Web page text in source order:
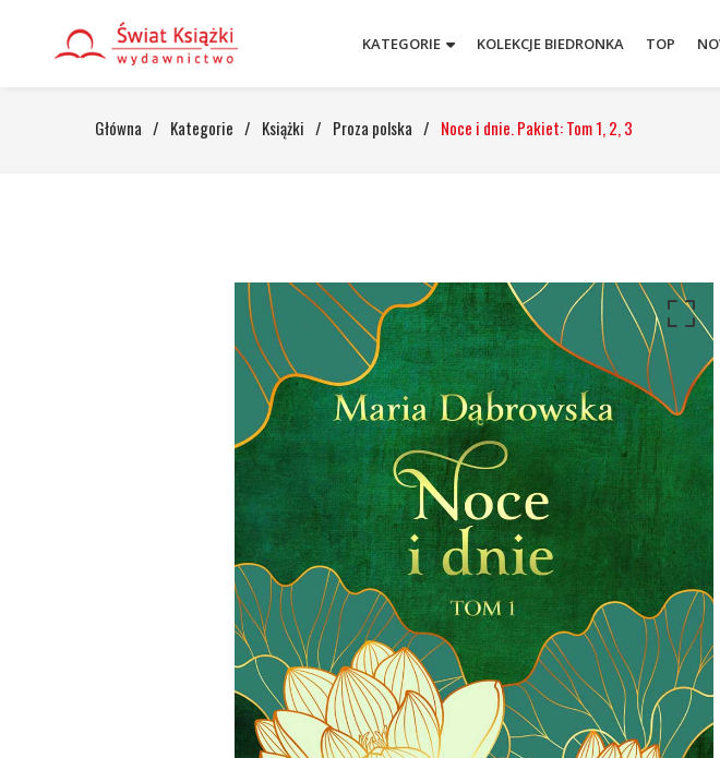
KATEGORIE KOLEKCJE BIEDRONKA TOP
Główna / Kategorie / Książki / Proza polska / Noce i dnie. Pakiet: Tom 1, 2, 3